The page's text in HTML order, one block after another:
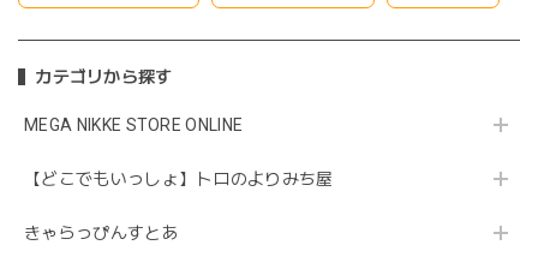
カテゴリから探す
MEGA NIKKE STORE ONLINE
【どこでもいっしょ】トロのよりみち屋
きゃらっぴんすとあ